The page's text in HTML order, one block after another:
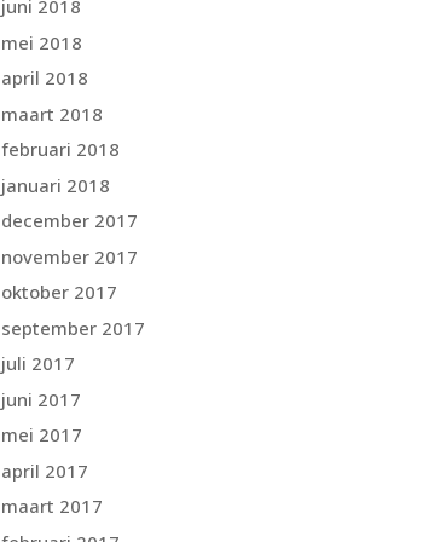
juni 2018
mei 2018
april 2018
maart 2018
februari 2018
januari 2018
december 2017
november 2017
oktober 2017
september 2017
juli 2017
juni 2017
mei 2017
april 2017
maart 2017